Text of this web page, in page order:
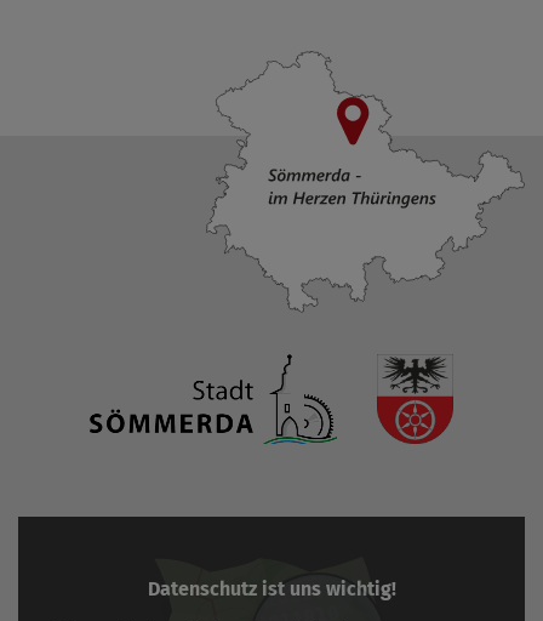
Datenschutz ist uns wichtig!